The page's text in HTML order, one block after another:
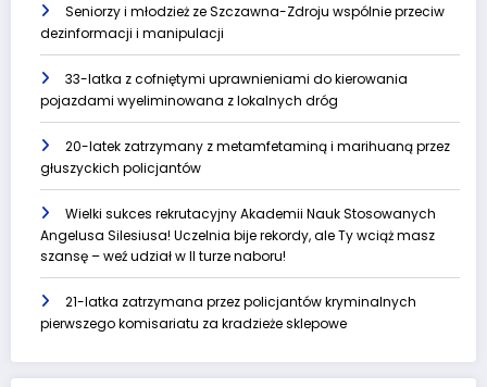
Seniorzy i młodzież ze Szczawna-Zdroju wspólnie przeciw
dezinformacji i manipulacji
33-latka z cofniętymi uprawnieniami do kierowania
pojazdami wyeliminowana z lokalnych dróg
20-latek zatrzymany z metamfetaminą i marihuaną przez
głuszyckich policjantów
Wielki sukces rekrutacyjny Akademii Nauk Stosowanych
Angelusa Silesiusa! Uczelnia bije rekordy, ale Ty wciąż masz
szansę – weź udział w II turze naboru!
21-latka zatrzymana przez policjantów kryminalnych
pierwszego komisariatu za kradzieże sklepowe